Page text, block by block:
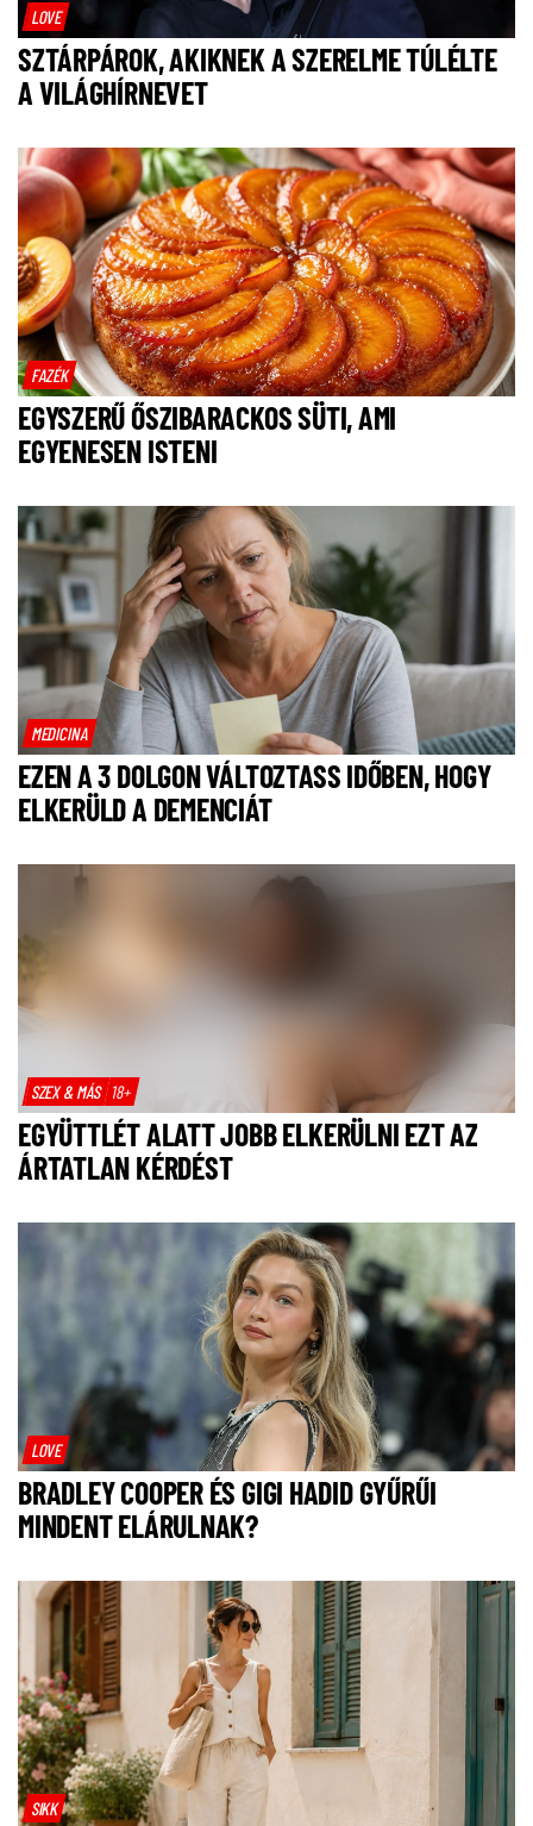
LOVE
SZTÁRPÁROK, AKIKNEK A SZERELME TÚLÉLTE
A VILÁGHÍRNEVET
FAZÉK
EGYSZERŰ ŐSZIBARACKOS SÜTI, AMI
EGYENESEN ISTENI
MEDICINA
EZEN A 3 DOLGON VÁLTOZTASS IDŐBEN, HOGY
ELKERÜLD A DEMENCIÁT
SZEX & MÁS 18+
EGYÜTTLÉT ALATT JOBB ELKERÜLNI EZT AZ
ÁRTATLAN KÉRDÉST
LOVE
BRADLEY COOPER ÉS GIGI HADID GYŰRŰI
MINDENT ELÁRULNAK?
SIKK